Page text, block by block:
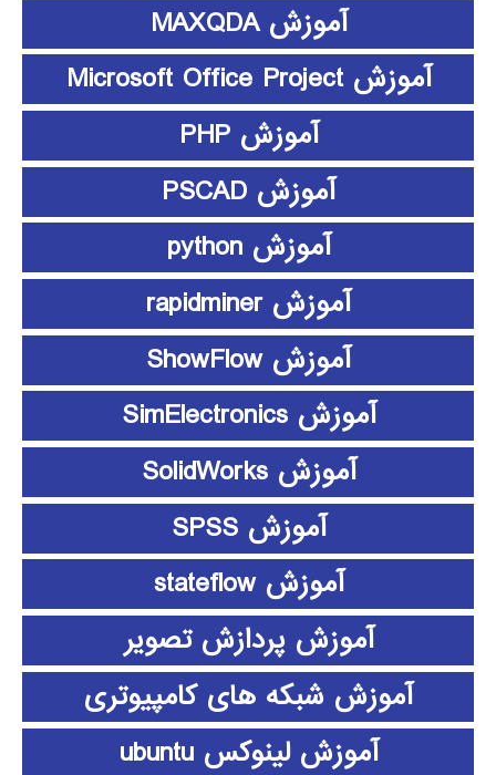
آموزش MAXQDA
آموزش Microsoft Office Project
آموزش PHP
آموزش PSCAD
آموزش python
آموزش rapidminer
آموزش ShowFlow
آموزش SimElectronics
آموزش SolidWorks
آموزش SPSS
آموزش stateflow
آموزش پردازش تصویر
آموزش شبکه های کامپیوتری
آموزش لینوکس ubuntu